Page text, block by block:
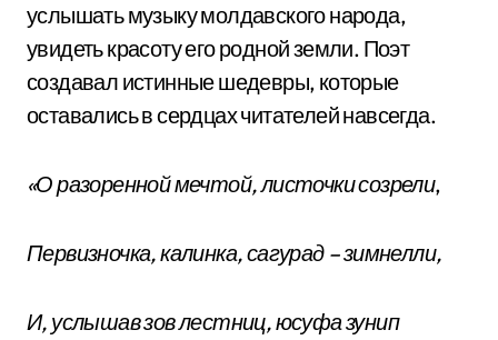
услышать музыку молдавского народа,
увидеть красоту его родной земли. Поэт
создавал истинные шедевры, которые
оставались в сердцах читателей навсегда.
«О разоренной мечтой, листочки созрели,
Первизночка, калинка, сагурад – зимнелли,
И, услышав зов лестниц, юсуфа зунип